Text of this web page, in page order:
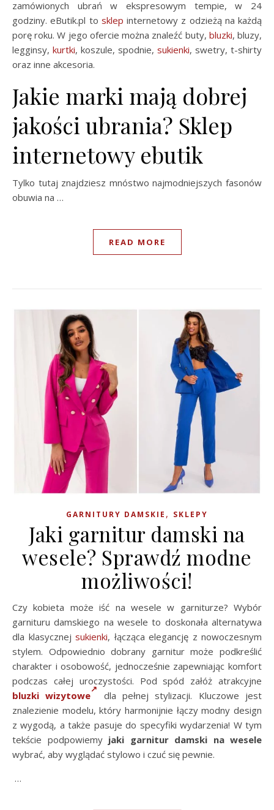
zamówionych ubrań w ekspresowym tempie, w 24
godziny. eButik.pl to sklep internetowy z odzieżą na każdą
porę roku. W jego ofercie można znaleźć buty, bluzki, bluzy,
legginsy, kurtki, koszule, spodnie, sukienki, swetry, t-shirty
oraz inne akcesoria.
Jakie marki mają dobrej
jakości ubrania? Sklep
internetowy ebutik
Tylko tutaj znajdziesz mnóstwo najmodniejszych fasonów
obuwia na …
READ MORE
GARNITURY DAMSKIE , SKLEPY
Jaki garnitur damski na
wesele? Sprawdź modne
możliwości!
Czy kobieta może iść na wesele w garniturze? Wybór
garnituru damskiego na wesele to doskonała alternatywa
dla klasycznej sukienki, łącząca elegancję z nowoczesnym
stylem. Odpowiednio dobrany garnitur może podkreślić
charakter i osobowość, jednocześnie zapewniając komfort
podczas całej uroczystości. Pod spód załóż atrakcyjne
bluzki wizytowe
dla pełnej stylizacji. Kluczowe jest
znalezienie modelu, który harmonijnie łączy modny design
z wygodą, a także pasuje do specyfiki wydarzenia! W tym
tekście podpowiemy jaki garnitur damski na wesele
wybrać, aby wyglądać stylowo i czuć się pewnie.
…